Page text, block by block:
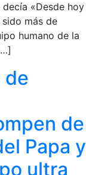
«Desde hoy
más de
humano de la
de
de
Papa y
ultra